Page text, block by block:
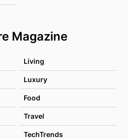
Magazine
Living
Luxury
Food
Travel
TechTrends